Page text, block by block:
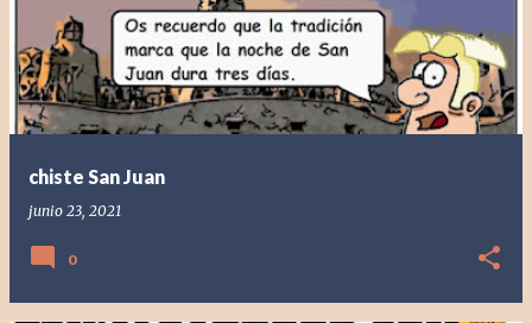
chiste San Juan
junio 23, 2021
0